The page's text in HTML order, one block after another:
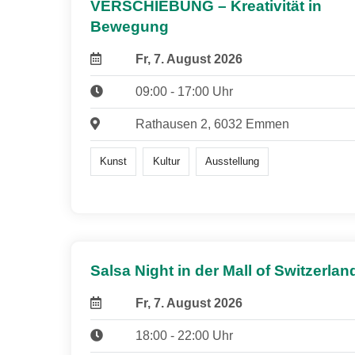
VERSCHIEBUNG – Kreativität in
Bewegung
Fr, 7. August 2026
09:00 - 17:00 Uhr
Rathausen 2, 6032 Emmen
Kunst Kultur Ausstellung
Salsa Night in der Mall of
Fr, 7. August 2026
18:00 - 22:00 Uhr